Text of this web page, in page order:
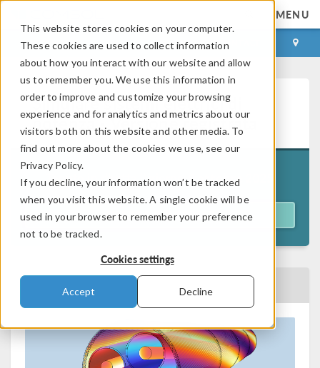
This website stores cookies on your computer.
These cookies are used to collect information
about how you interact with our website and allow
us to remember you. We use this information in
order to improve and customize your browsing
experience and for analytics and metrics about our
visitors both on this website and other media. To
find out more about the cookies we use, see our
Privacy Policy.
If you decline, your information won’t be tracked
when you visit this website. A single cookie will be
used in your browser to remember your preference
not to be tracked.
Cookies settings
Accept Decline
MENU
LOG IN CONTACT
Simulare sistemi elettrici di
potenza - Versione registrata
Tenuto in diretta il giorno8 ottobre 2025
GUARDA IL WEBINAR